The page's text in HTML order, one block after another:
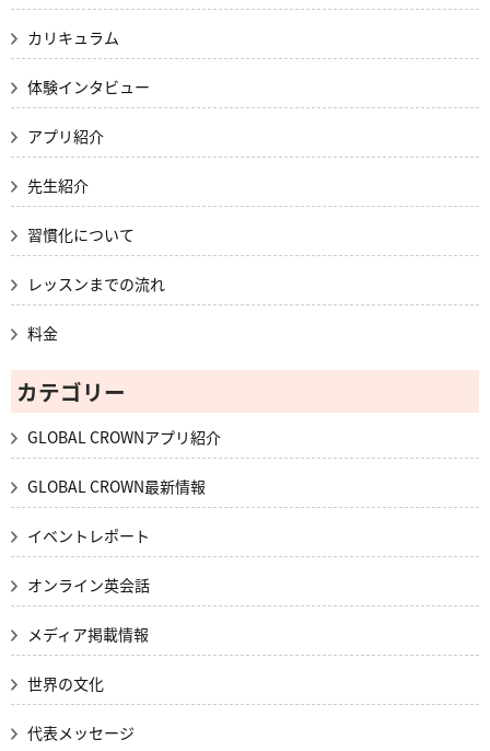
カリキュラム
体験インタビュー
アプリ紹介
先生紹介
習慣化について
レッスンまでの流れ
料金
カテゴリー
GLOBAL CROWNアプリ紹介
GLOBAL CROWN最新情報
イベントレポート
オンライン英会話
メディア掲載情報
世界の文化
代表メッセージ